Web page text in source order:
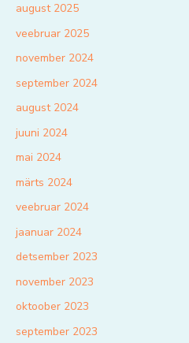
august 2025
veebruar 2025
november 2024
september 2024
august 2024
juuni 2024
mai 2024
märts 2024
veebruar 2024
jaanuar 2024
detsember 2023
november 2023
oktoober 2023
september 2023